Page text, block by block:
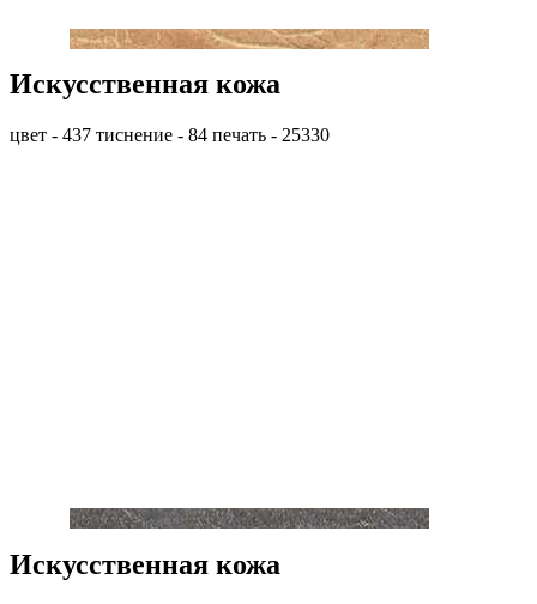
Искусственная кожа
цвет - 437 тиснение - 84 печать - 25330
Искусственная кожа